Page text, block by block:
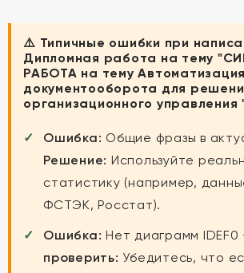
⚠️ Типичные ошибки при
Дипломная работа на тему
РАБОТА на тему Автоматизация
документооборота для
организационного управления
Ошибка: Общие фразы в
Решение: Используйте
статистику (например,
ФСТЭК, Росстат).
Ошибка: Нет диаграмм IDEF0
проверить: Убедитесь, что